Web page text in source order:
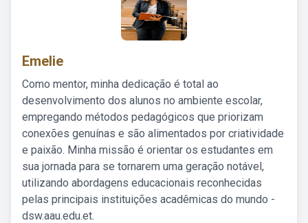
Emelie
Como mentor, minha dedicação é total ao
desenvolvimento dos alunos no ambiente escolar,
empregando métodos pedagógicos que priorizam
conexões genuínas e são alimentados por criatividade
e paixão. Minha missão é orientar os estudantes em
sua jornada para se tornarem uma geração notável,
utilizando abordagens educacionais reconhecidas
pelas principais instituições acadêmicas do mundo -
dsw.aau.edu.et.